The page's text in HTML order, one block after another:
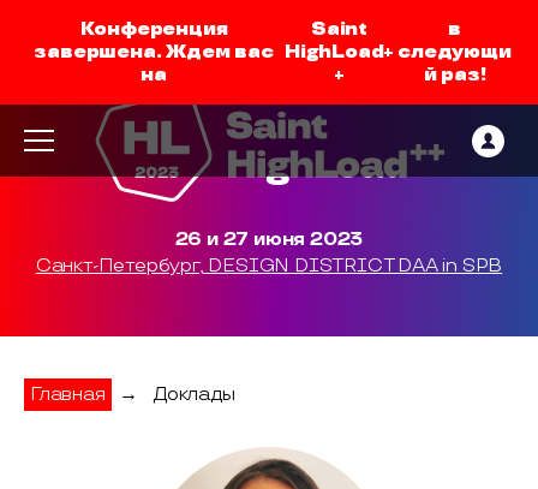
Конференция
завершена. Ждем вас
на
Saint
HighLoad+
+
в
следующи
й раз!
26 и 27 июня 2023
Санкт-Петербург, DESIGN DISTRICT DAA in SPB
Главная → Доклады